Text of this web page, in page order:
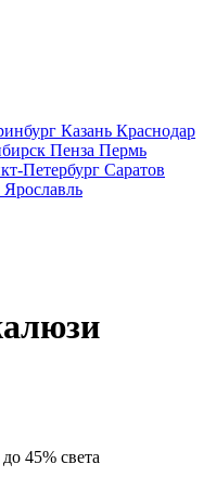
Казань Краснодар
Пенза Пермь
Петербург Саратов
Ярославль
45% света